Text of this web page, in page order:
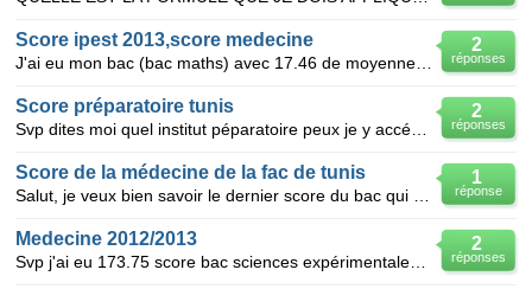
2
réponses
Score ipest 2013,score medecine
2
réponses
Score préparatoire tunis
1
réponse
Score de la médecine de la fac de tunis
2
réponses
Medecine 2012/2013